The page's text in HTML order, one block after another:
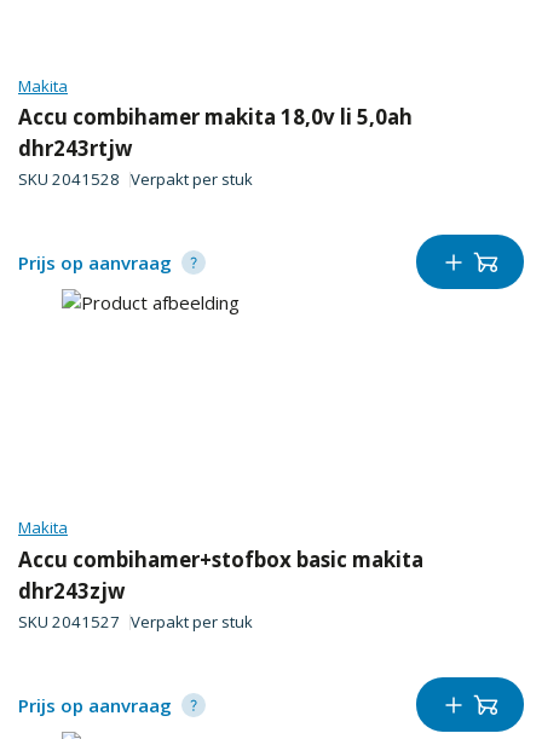
Makita
Accu combihamer makita 18,0v li 5,0ah
dhr243rtjw
SKU 2041528 Verpakt per stuk
Prijs op aanvraag
Makita
Accu combihamer+stofbox basic makita
dhr243zjw
SKU 2041527 Verpakt per stuk
Prijs op aanvraag